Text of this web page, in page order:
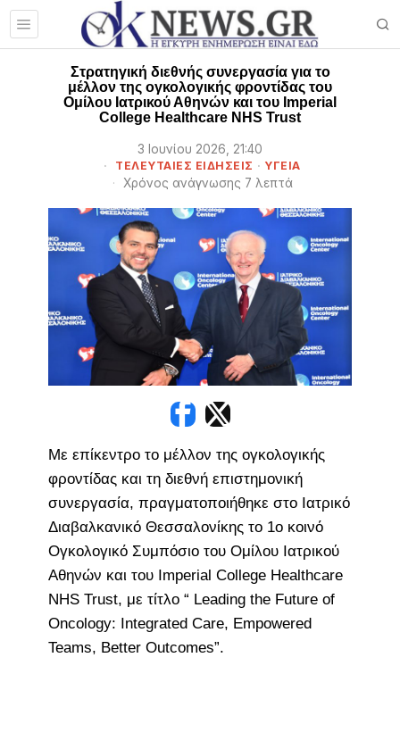
Στρατηγική διεθνής συνεργασία για το
μέλλον της ογκολογικής φροντίδας του
Ομίλου Ιατρικού Αθηνών και του Imperial
College Healthcare NHS Trust
3 Ιουνίου 2026, 21:40
ΤΕΛΕΥΤΑΙΕΣ ΕΙΔΗΣΕΙΣ · ΥΓΕΙΑ
Χρόνος ανάγνωσης 7 λεπτά
Με επίκεντρο το μέλλον της ογκολογικής
φροντίδας και τη διεθνή επιστημονική
συνεργασία, πραγματοποιήθηκε στο Ιατρικό
Διαβαλκανικό Θεσσαλονίκης το 1ο κοινό
Ογκολογικό Συμπόσιο του Ομίλου Ιατρικού
Αθηνών και του Imperial College Healthcare
NHS Trust, με τίτλο “ Leading the Future of
Oncology: Integrated Care, Empowered
Teams, Better Outcomes”.